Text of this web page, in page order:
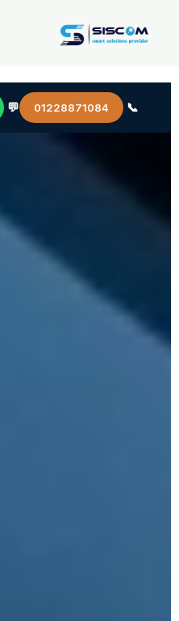
المحتوى
📞
01228871084
💬